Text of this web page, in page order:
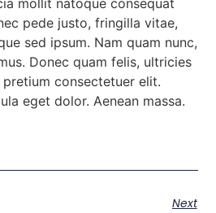
pede justo, fringilla vitae,
sed ipsum. Nam quam nunc,
Donec quam felis, ultricies
pretium consectetuer elit.
eget dolor. Aenean massa.
Next